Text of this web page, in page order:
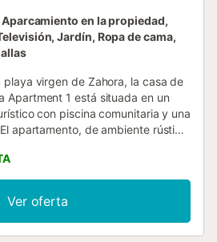
en la propiedad,
Jardín, Ropa de cama,
playa virgen de Zahora, la casa de
Apartment 1 está situada en un
con piscina comunitaria y una
apartamento, de ambiente rústico
planta abierta, una acogedora
bien equipada integrada, un
de baño. El apartamento
para 2 personas. Los servicios
Fi, aire acondicionado y televisión.
Ver oferta